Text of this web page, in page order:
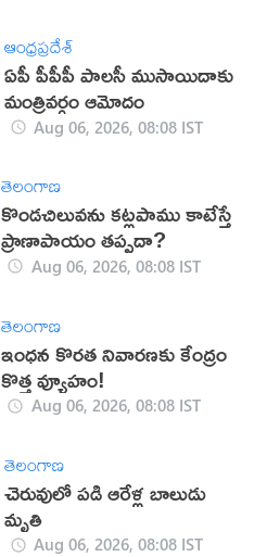
ఆంధ్రప్రదేశ్
ఏపీ పీపీపీ పాలసీ ముసాయిదాకు
మంత్రివర్గం ఆమోదం
Aug 06, 2026, 08:08 IST
తెలంగాణ
కొండచిలువను కట్లపాము కాటేస్తే
ప్రాణాపాయం తప్పదా?
Aug 06, 2026, 08:08 IST
తెలంగాణ
ఇంధన కొరత నివారణకు కేంద్రం
కొత్త వ్యూహం!
Aug 06, 2026, 08:08 IST
తెలంగాణ
చెరువులో పడి ఆరేళ్ల బాలుడు
మృతి
Aug 06, 2026, 08:08 IST